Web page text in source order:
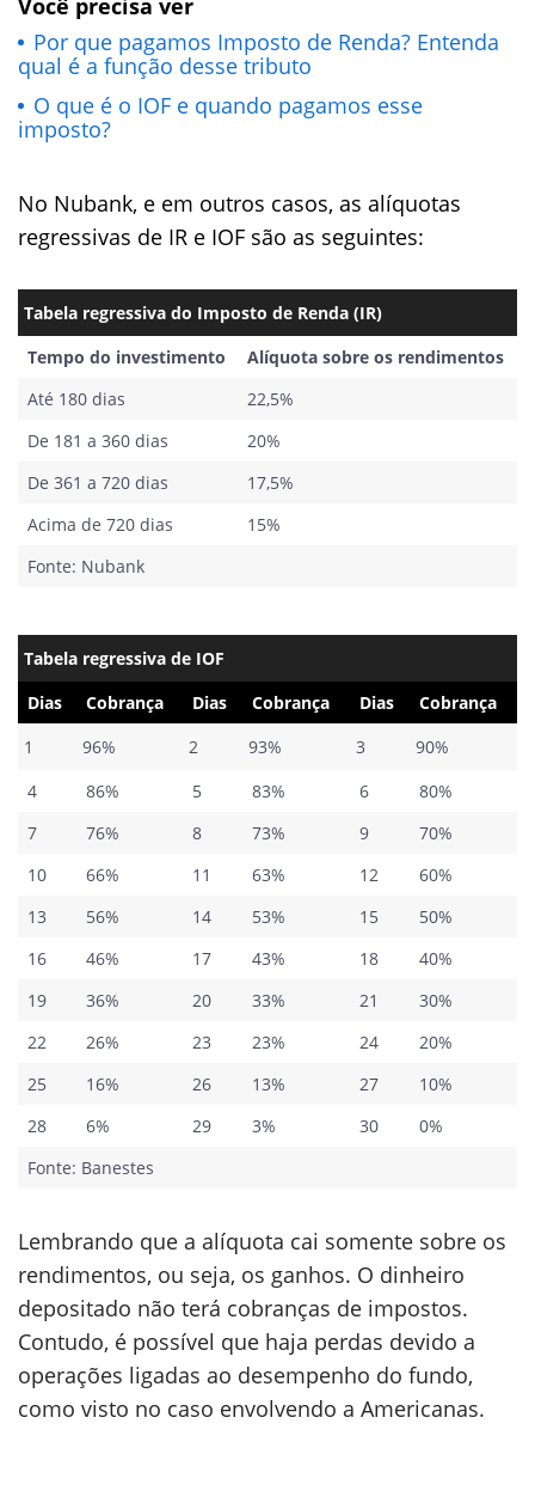
Você precisa ver
Por que pagamos Imposto de Renda? Entenda
qual é a função desse tributo
O que é o IOF e quando pagamos esse
imposto?
No Nubank, e em outros casos, as alíquotas
regressivas de IR e IOF são as seguintes:
Tabela regressiva do Imposto de Renda (IR)
Tempo do investimento
Alíquota sobre os rendimentos
Até 180 dias
22,5%
De 181 a 360 dias
20%
De 361 a 720 dias
17,5%
Acima de 720 dias
15%
Fonte: Nubank
Tabela regressiva de IOF
Dias
Cobrança Dias Cobrança Dias
Cobrança
1
96% 2 93% 3
90%
4
86% 5 83% 6
80%
7
76% 8 73% 9
70%
10
66% 11 63% 12
60%
13
56% 14 53% 15
50%
16
46% 17 43% 18
40%
19
36% 20 33% 21
30%
22
26% 23 23% 24
20%
25
16% 26 13% 27
10%
28
6% 29 3% 30
0%
Fonte: Banestes
Lembrando que a alíquota cai somente sobre os
rendimentos, ou seja, os ganhos. O dinheiro
depositado não terá cobranças de impostos.
Contudo, é possível que haja perdas devido a
operações ligadas ao desempenho do fundo,
como visto no caso envolvendo a Americanas.